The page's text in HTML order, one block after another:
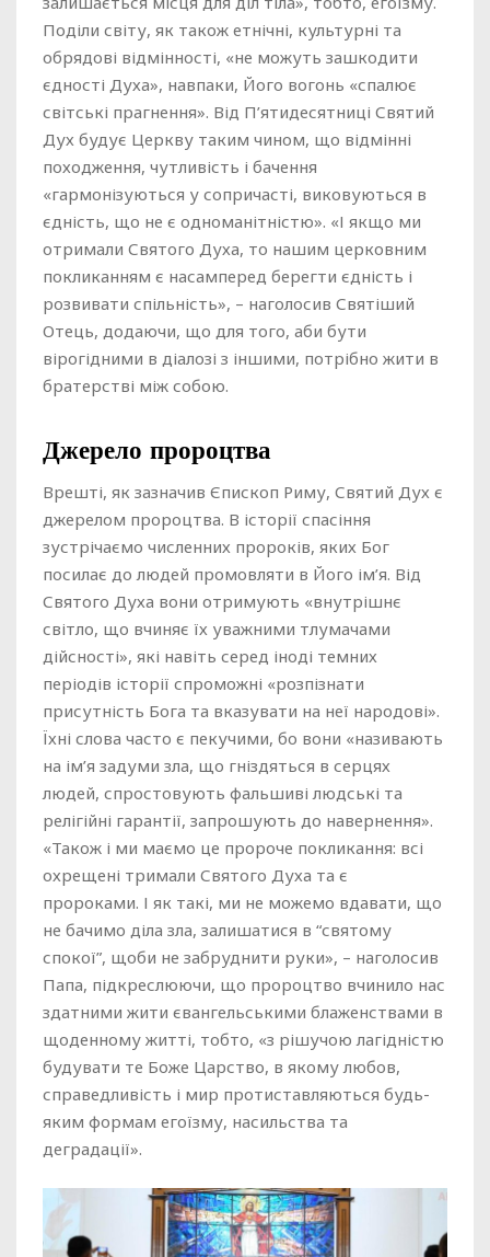
Поділи світу, як також етнічні, культурні та
обрядові відмінності, «не можуть зашкодити
єдності Духа», навпаки, Його вогонь «спалює
світські прагнення». Від П’ятидесятниці Святий
Дух будує Церкву таким чином, що відмінні
походження, чутливість і бачення
«гармонізуються у сопричасті, виковуються в
єдність, що не є одноманітністю». «І якщо ми
отримали Святого Духа, то нашим церковним
покликанням є насамперед берегти єдність і
розвивати спільність», – наголосив Святіший
Отець, додаючи, що для того, аби бути
вірогідними в діалозі з іншими, потрібно жити в
братерстві між собою.
Джерело пророцтва
Врешті, як зазначив Єпископ Риму, Святий Дух є
джерелом пророцтва. В історії спасіння
зустрічаємо численних пророків, яких Бог
посилає до людей промовляти в Його ім’я. Від
Святого Духа вони отримують «внутрішнє
світло, що вчиняє їх уважними тлумачами
дійсності», які навіть серед іноді темних
періодів історії спроможні «розпізнати
присутність Бога та вказувати на неї народові».
Їхні слова часто є пекучими, бо вони «називають
на ім’я задуми зла, що гніздяться в серцях
людей, спростовують фальшиві людські та
релігійні гарантії, запрошують до навернення».
«Також і ми маємо це пророче покликання: всі
охрещені тримали Святого Духа та є
пророками. І як такі, ми не можемо вдавати, що
не бачимо діла зла, залишатися в “святому
спокої”, щоби не забруднити руки», – наголосив
Папа, підкреслюючи, що пророцтво вчинило нас
здатними жити євангельськими блаженствами в
щоденному житті, тобто, «з рішучою лагідністю
будувати те Боже Царство, в якому любов,
справедливість і мир протиставляються будь-
яким формам егоїзму, насильства та
деградації».